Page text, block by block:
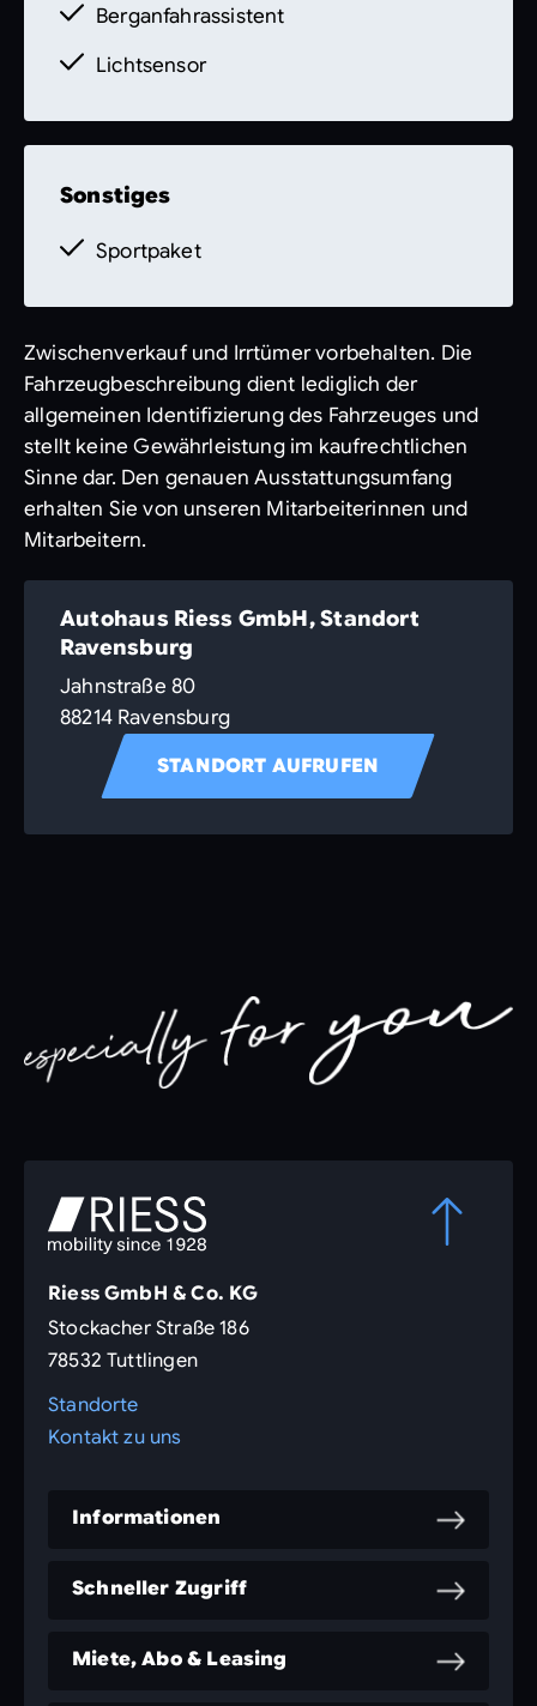
Berganfahrassistent
Lichtsensor
Sonstiges
Sportpaket
Zwischenverkauf und Irrtümer vorbehalten. Die
Fahrzeugbeschreibung dient lediglich der
allgemeinen Identifizierung des Fahrzeuges und
stellt keine Gewährleistung im kaufrechtlichen
Sinne dar. Den genauen Ausstattungsumfang
erhalten Sie von unseren Mitarbeiterinnen und
Mitarbeitern.
Autohaus Riess GmbH, Standort
Ravensburg
Jahnstraße 80
88214 Ravensburg
STANDORT AUFRUFEN
Riess GmbH & Co. KG
Stockacher Straße 186
78532 Tuttlingen
Standorte
Kontakt zu uns
Informationen
Schneller Zugriff
Miete, Abo & Leasing